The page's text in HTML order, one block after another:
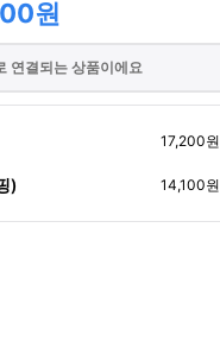
원
연결되는 상품이에요
17,200원
) 14,100원